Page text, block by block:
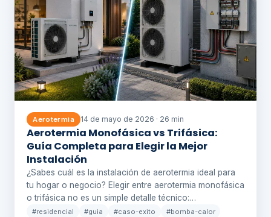
Aerotermia 14 de mayo de 2026 · 26 min
Aerotermia Monofásica vs Trifásica:
Guía Completa para Elegir la Mejor
Instalación
¿Sabes cuál es la instalación de aerotermia ideal para
tu hogar o negocio? Elegir entre aerotermia monofásica
o trifásica no es un simple detalle técnico:…
#residencial #guia #caso-exito #bomba-calor